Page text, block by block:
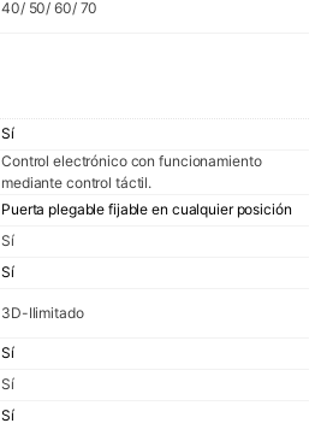
40/ 50/ 60/ 70
Sí
Control electrónico con funcionamiento
mediante control táctil.
Puerta plegable fijable en cualquier posición
Sí
Sí
3D-Ilimitado
Sí
Sí
Sí